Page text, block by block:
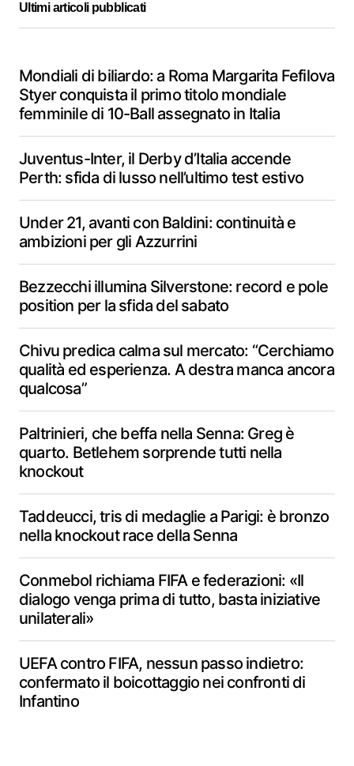
Ultimi articoli pubblicati
Mondiali di biliardo: a Roma Margarita Fefilova
Styer conquista il primo titolo mondiale
femminile di 10-Ball assegnato in Italia
Juventus-Inter, il Derby d’Italia accende
Perth: sfida di lusso nell’ultimo test estivo
Under 21, avanti con Baldini: continuità e
ambizioni per gli Azzurrini
Bezzecchi illumina Silverstone: record e pole
position per la sfida del sabato
Chivu predica calma sul mercato: “Cerchiamo
qualità ed esperienza. A destra manca ancora
qualcosa”
Paltrinieri, che beffa nella Senna: Greg è
quarto. Betlehem sorprende tutti nella
knockout
Taddeucci, tris di medaglie a Parigi: è bronzo
nella knockout race della Senna
Conmebol richiama FIFA e federazioni: «Il
dialogo venga prima di tutto, basta iniziative
unilaterali»
UEFA contro FIFA, nessun passo indietro:
confermato il boicottaggio nei confronti di
Infantino